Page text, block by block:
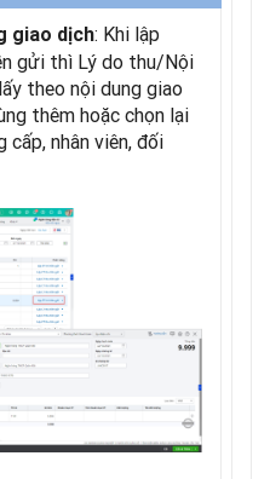
giao dịch: Khi lập
gửi thì Lý do thu/Nội
theo nội dung giao
thêm hoặc chọn lại
cấp, nhân viên, đối